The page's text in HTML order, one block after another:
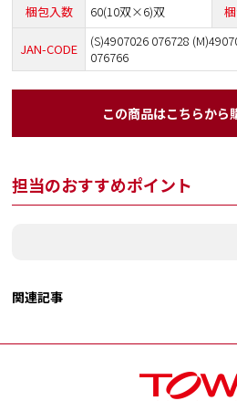
梱包入数
60(10双×6)双
JAN-CODE
(S)4907026 076728
076766
この商品はこちらから
担当のおすすめポイント
関連記事